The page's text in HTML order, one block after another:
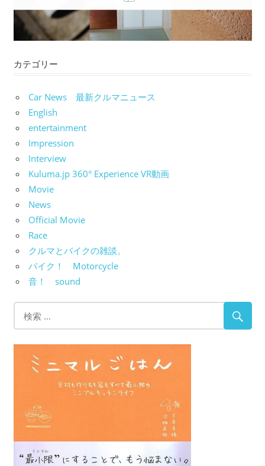
ョ
ン
カテゴリー
Car News 最新クルマニュース
English
entertainment
Impression
Interview
Kuluma.jp 360° Experience VR動画
Movie
News
Official Movie
Race
クルマとバイクの雑談。
バイク！ Motorcycle
音！ sound